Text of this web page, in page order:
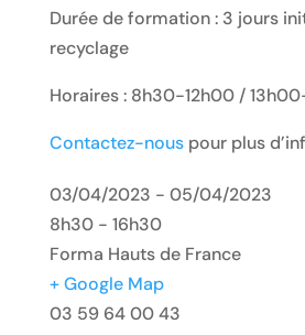
Durée de formation : 3 jours
recyclage
Horaires : 8h30-12h00 /
Contactez-nouspour plus
03/04/2023 - 05/04/2023
8h30 - 16h30
Forma Hauts de France
+ Google Map
03 59 64 00 43